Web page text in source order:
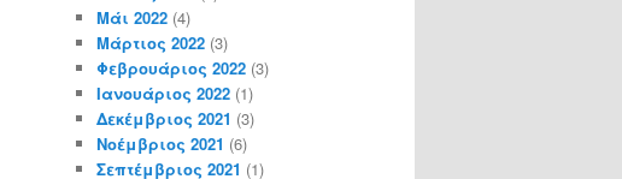
Μάι 2022 (4)
Μάρτιος 2022 (3)
Φεβρουάριος 2022 (3)
Ιανουάριος 2022 (1)
Δεκέμβριος 2021 (3)
Νοέμβριος 2021 (6)
Σεπτέμβριος 2021 (1)